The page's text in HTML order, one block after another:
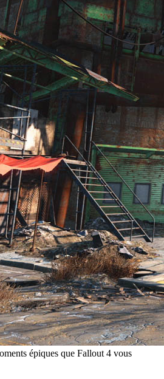
épiques que Fallout 4 vous